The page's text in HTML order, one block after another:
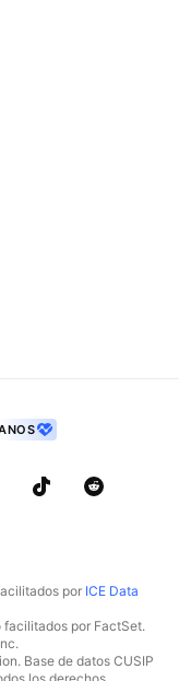
por ICE Data
facilitados por FactSet.
Base de datos CUSIP